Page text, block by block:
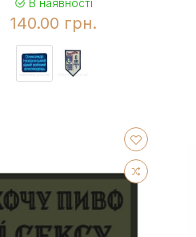
В наявності
140.00 грн.